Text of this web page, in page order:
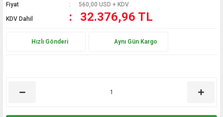
Fiyat 560,00 USD + KDV
KDV Dahil 32.376,96 TL
Hızlı Gönderi Aynı Gün Kargo